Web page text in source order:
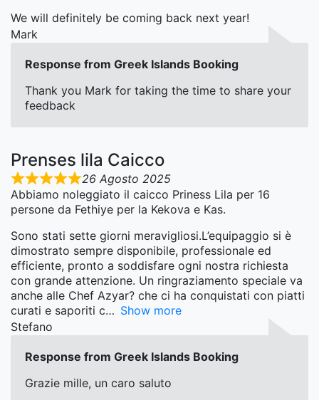
We will definitely be coming back next year!
Mark
Response from Greek Islands Booking
Thank you Mark for taking the time to share your
feedback
Prenses lila Caicco
26 Agosto 2025
Abbiamo noleggiato il caicco Priness Lila per 16
persone da Fethiye per la Kekova e Kas.
Sono stati sette giorni meravigliosi.L’equipaggio si è
dimostrato sempre disponibile, professionale ed
efficiente, pronto a soddisfare ogni nostra richiesta
con grande attenzione. Un ringraziamento speciale va
anche alle Chef Azyar? che ci ha conquistati con piatti
curati e saporiti c
Show more
Stefano
Response from Greek Islands Booking
Grazie mille, un caro saluto